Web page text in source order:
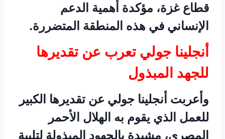
قطاع غزة، مؤكدة أهمية الدعم
الإنساني في هذه المنطقة المتضررة.
أنجلينا جولي تعرب عن تقديرها
للجهد المبذول
وأعربت أنجلينا جولي عن تقديرها الكبير
للعمل الذي يقوم به الهلال الأحمر
المصري، مشيدة بالجهود المبذولة لتلبية